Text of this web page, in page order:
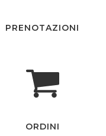
PRENOTAZIONI
ORDINI